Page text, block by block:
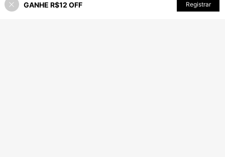
ADICIONAR AO CARRINHO
GANHE R$12 OFF Registrar